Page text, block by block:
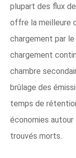
plupart des flux
offre la meilleure
chargement par
chargement
chambre
brûlage des
temps de
économies autour
trouvés morts.